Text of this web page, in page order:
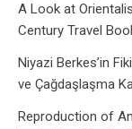
A Look at
Century Travel
Niyazi Berkes’in
ve Çağdaşlaşma
Reproduction of